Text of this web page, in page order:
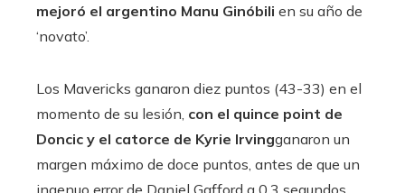
mejoró el argentino Manu Ginóbili en su año de
‘novato’.
Los Mavericks ganaron diez puntos (43-33) en el
momento de su lesión, con el quince point de
Doncic y el catorce de Kyrie Irvingganaron un
margen máximo de doce puntos, antes de que un
ingenuo error de Daniel Gafford a 0,3 segundos